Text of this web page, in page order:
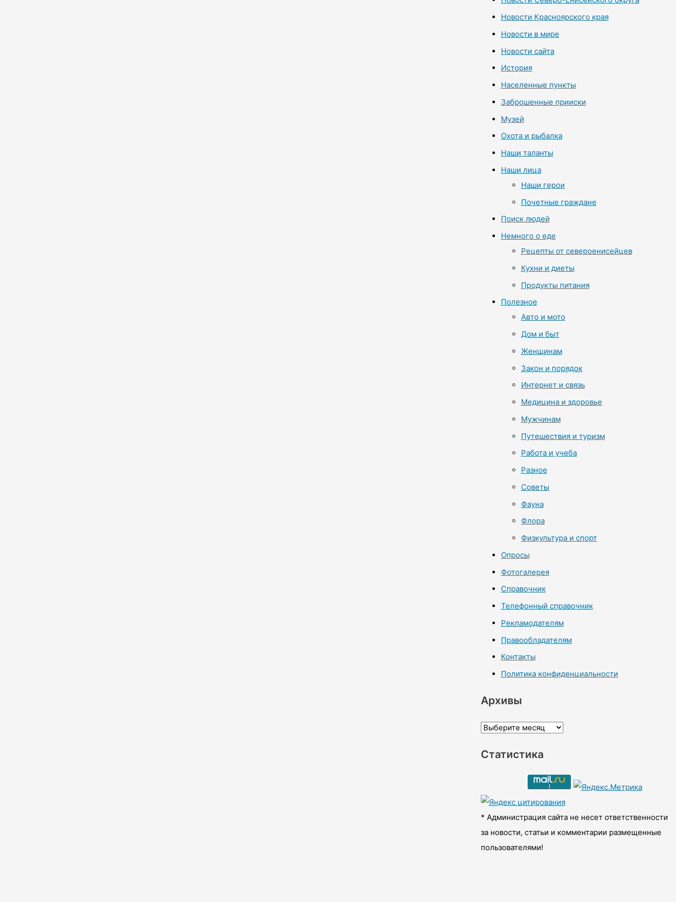
Новости Красноярского края
Новости в мире
Новости сайта
История
Населенные пункты
Заброшенные прииски
Музей
Охота и рыбалка
Наши таланты
Наши лица
Наши герои
Почетные граждане
Поиск людей
Немного о еде
Рецепты от североенисейцев
Кухни и диеты
Продукты питания
Полезное
Авто и мото
Дом и быт
Женщинам
Закон и порядок
Интернет и связь
Медицина и здоровье
Мужчинам
Путешествия и туризм
Работа и учеба
Разное
Советы
Фауна
Флора
Физкультура и спорт
Опросы
Фотогалерея
Справочник
Телефонный справочник
Рекламодателям
Правообладателям
Контакты
Политика конфиденциальности
Архивы
А
х
ы
Статистика
* Администрация сайта не несет ответственности
за новости, статьи и комментарии размещенные
пользователями!